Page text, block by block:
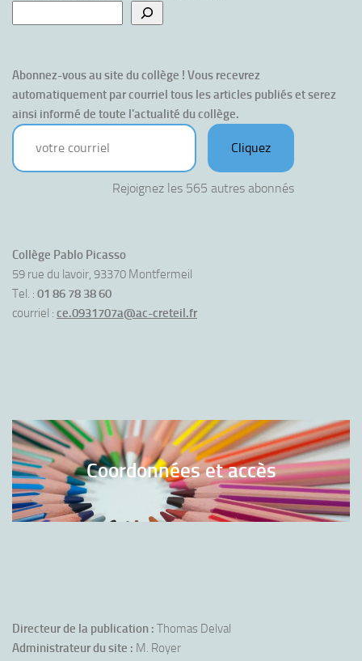
Abonnez-vous au site du collège ! Vous recevrez
automatiquement par courriel tous les articles publiés et serez
ainsi informé de toute l'actualité du collège.
votre courriel
Cliquez
Rejoignez les 565 autres abonnés
Collège Pablo Picasso
59 rue du lavoir, 93370 Montfermeil
Tel. : 01 86 78 38 60
courriel : ce.0931707a@ac-creteil.fr
Coordonnées et accès
Directeur de la publication : Thomas Delval
Administrateur du site : M. Royer